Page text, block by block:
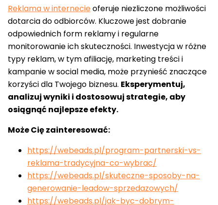
Reklama w internecieoferuje niezliczone możliwości
dotarcia do odbiorców. Kluczowe jest dobranie
odpowiednich form reklamy i regularne
monitorowanie ich skuteczności. Inwestycja w różne
typy reklam, w tym afiliację, marketing treści i
kampanie w social media, może przynieść znaczące
korzyści dla Twojego biznesu. Eksperymentuj,
analizuj wyniki i dostosowuj strategie, aby
osiągnąć najlepsze efekty.
Może Cię zainteresować:
https://webeads.pl/program-partnerski-vs-
reklama-tradycyjna-co-wybrac/
https://webeads.pl/skuteczne-sposoby-na-
generowanie-leadow-sprzedazowych/
https://webeads.pl/jak-byc-dobrym-